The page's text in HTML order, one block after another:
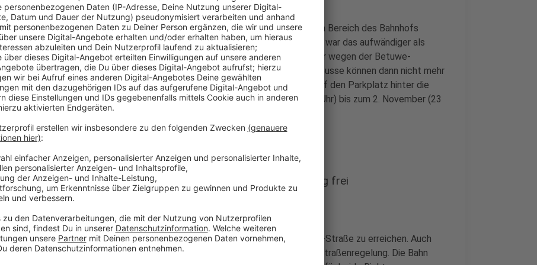
In Wesel verzögern sich die Bauarbeiten auf der Friedenstraße. Im Bereich des Bahnhofs
werden hier Leitungen für den Betuwe-Ausbau verlegt. Laut Bahn war das aufwändiger als
gedacht. Das hat Folgen für Zugpendler ab Montag - wenn wieder wegen der Betuwe-
Sperrpause für zwei Wochen kein Zug ab Wesel fährt. Die Ersatzbusse können dann nicht mehr
an der Friedenstraße halten. Die Haltestelle zieht stattdessen auf den Parkplatz hinter die
Niederrheinhalle. Die Regelung gilt zwischen dem 20. Oktober (5 Uhr) bis zum 2. November (23
Uhr 59).
Kurt-Kräcker-Straße während Betuwe-Sperre beidseitig frei
Anzeige
Die Ersatzbus-Haltestelle ist über den Kreisverkehr Kurt-Kräcker-Straße zu erreichen. Auch
dort gibt es bekanntlich noch immer eine Baustelle - mit Einbahnstraßenregelung. Die Bahn